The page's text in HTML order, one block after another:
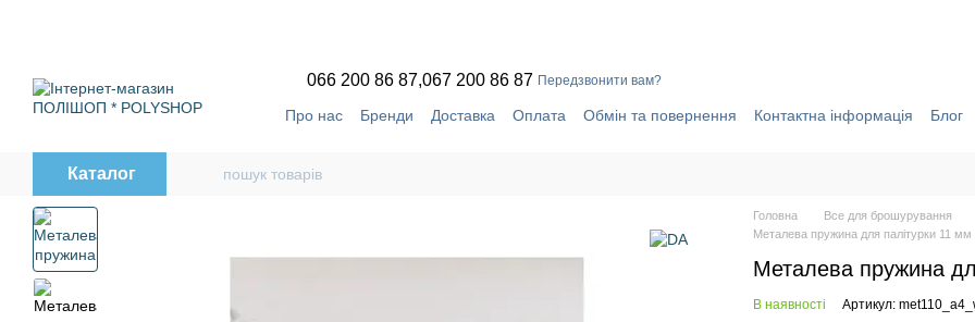
066 200 86 87,067 200 86 87 Передзвонити вам?
Про нас Бренди Доставка Оплата Обмін та повернення Контактна інформація
Блог
Каталог
Головна Все для брошурування
Металева пружина для палітурки 11
Металева пружина
В наявності Артикул: